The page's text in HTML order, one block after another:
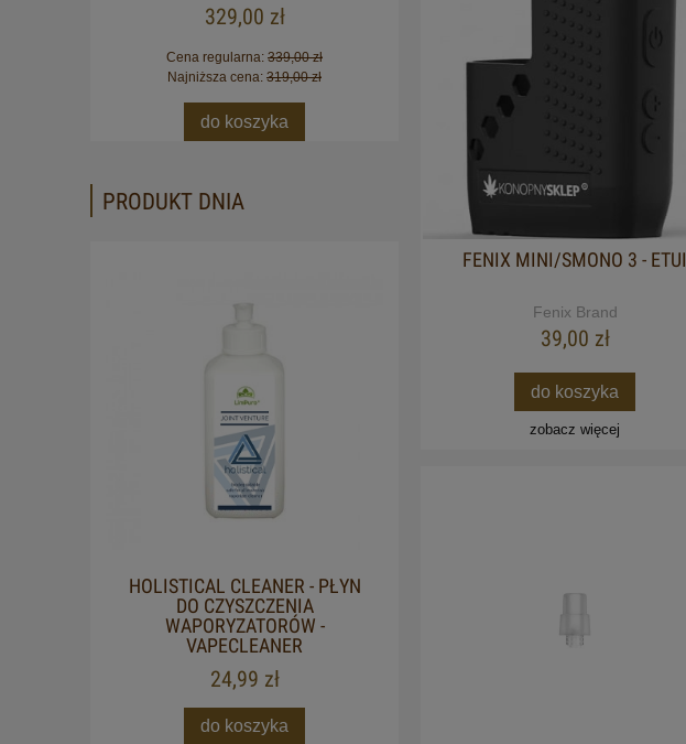
329,00 zł
Cena regularna: 339,00 zł
Najniższa cena: 319,00 zł
do koszyka
Cena regularna:
Najniższa cena:
PRODUKT DNIA
HOLISTICAL CLEANER - PŁYN
DO CZYSZCZENIA
WAPORYZATORÓW -
VAPECLEANER
24,99 zł
do koszyka
FENIX MINI/SMONO 3 - ETUI
Fenix Brand
39,00 zł
do koszyka
zobacz więcej